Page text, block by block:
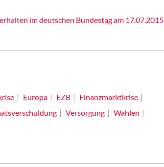
im deutschen Bundestag am 17.07.2015
Europa EZB
Finanzmarktkrise
Versorgung
Wahlen